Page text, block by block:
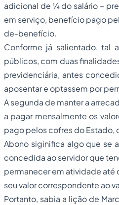
adicional de ¼ do salário –
em serviço, benefício pago
de-benefício.
Conforme já salientado, tal
públicos, com duas
previdenciária, antes
aposentar e optassem por
A segunda de manter a
a pagar mensalmente os
pago pelos cofres do Estado,
Abono siginifica algo que se
concedida ao servidor que
permanecer em atividade até
seu valor correspondente ao
Portanto, sabia a lição de